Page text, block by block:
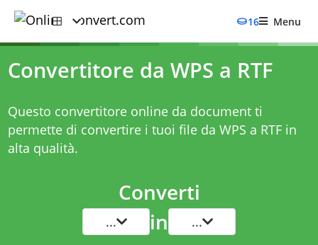
16 Menu
Convertitore da WPS a RTF
Questo convertitore online da document ti
permette di convertire i tuoi file da WPS a RTF in
alta qualità.
Converti
... in ...